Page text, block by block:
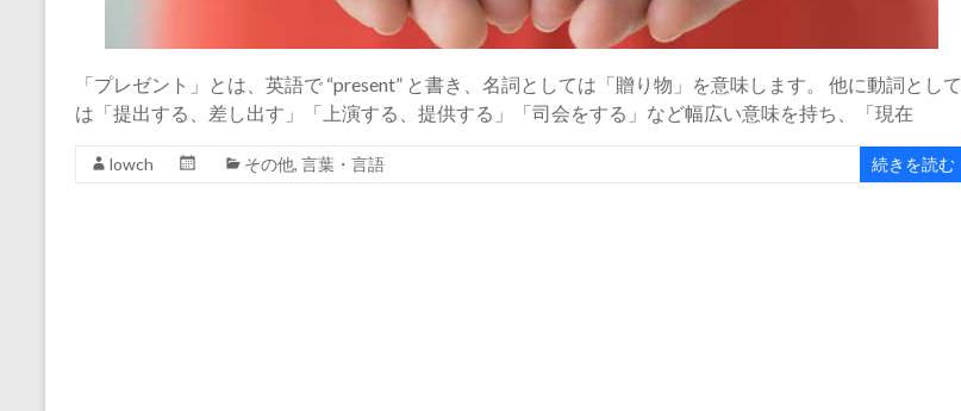
「プレゼント」とは、英語で “present” と書き、名詞としては「贈り物」を意味します。 他に動詞として
は「提出する、差し出す」「上演する、提供する」「司会をする」など幅広い意味を持ち、「現在
lowch その他, 言葉・言語 続きを読む